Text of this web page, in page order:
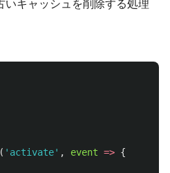
いキャッシュを削除する処理
( ' activate' , event => {